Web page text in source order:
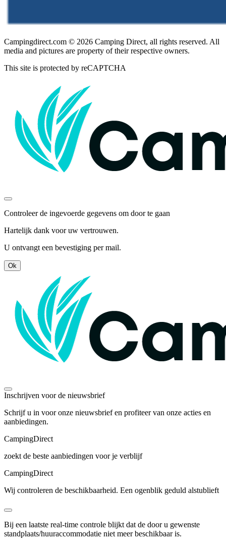
Campingdirect.com © 2026 Camping Direct, all rights reserved. All
media and pictures are property of their respective owners.
This site is protected by reCAPTCHA
Controleer de ingevoerde gegevens om door te gaan
Hartelijk dank voor uw vertrouwen.
U ontvangt een bevestiging per mail.
Ok
Inschrijven voor de nieuwsbrief
Schrijf u in voor onze nieuwsbrief en profiteer van onze acties en
aanbiedingen.
CampingDirect
zoekt de beste aanbiedingen voor je verblijf
CampingDirect
Wij controleren de beschikbaarheid. Een ogenblik geduld alstublieft
Bij een laatste real-time controle blijkt dat de door u gewenste
standplaats/huuraccommodatie niet meer beschikbaar is.